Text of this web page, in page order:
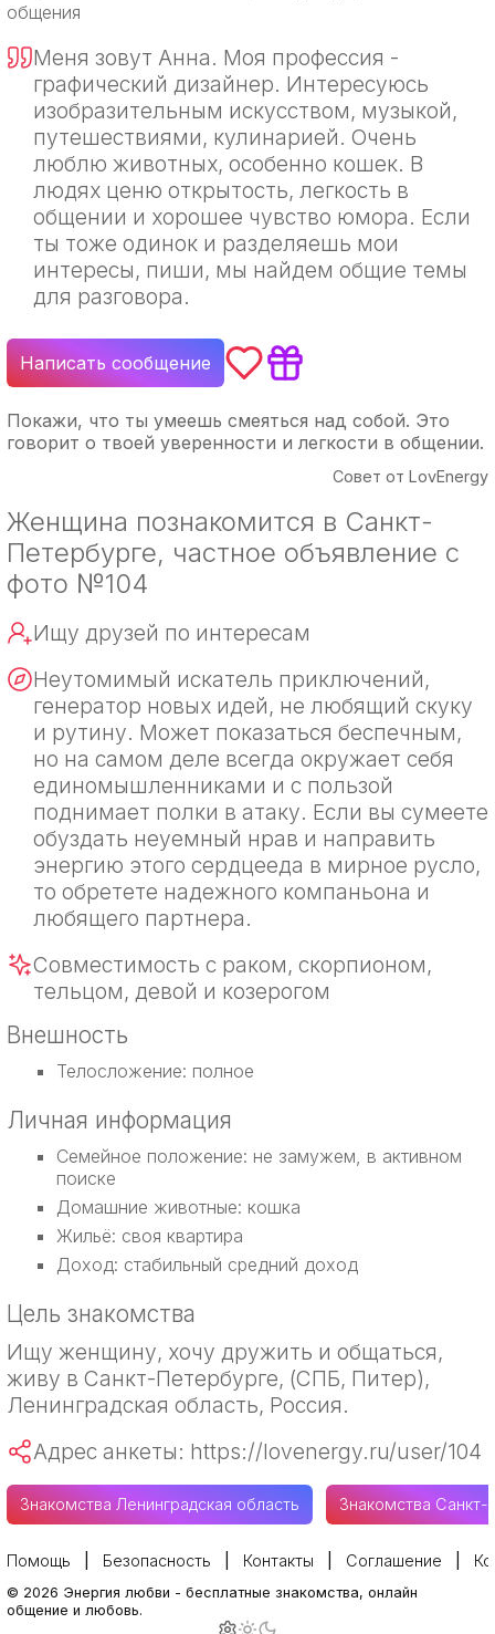
общения
Меня зовут Анна. Моя профессия -
графический дизайнер. Интересуюсь
изобразительным искусством, музыкой,
путешествиями, кулинарией. Очень
люблю животных, особенно кошек. В
людях ценю открытость, легкость в
общении и хорошее чувство юмора. Если
ты тоже одинок и разделяешь мои
интересы, пиши, мы найдем общие темы
для разговора.
Написать сообщение
Покажи, что ты умеешь смеяться над собой. Это
говорит о твоей уверенности и легкости в общении.
Совет от LovEnergy
Женщина познакомится в Санкт-
Петербурге, частное объявление с
фото №104
Ищу друзей по интересам
Неутомимый искатель приключений,
генератор новых идей, не любящий скуку
и рутину. Может показаться беспечным,
но на самом деле всегда окружает себя
единомышленниками и с пользой
поднимает полки в атаку. Если вы сумеете
обуздать неуемный нрав и направить
энергию этого сердцееда в мирное русло,
то обретете надежного компаньона и
любящего партнера.
Совместимость с раком, скорпионом,
тельцом, девой и козерогом
Внешность
Телосложение: полное
Личная информация
Семейное положение: не замужем, в активном
поиске
Домашние животные: кошка
Жильё: своя квартира
Доход: стабильный средний доход
Цель знакомства
Ищу женщину, хочу дружить и общаться,
живу в Санкт-Петербурге, (СПБ, Питер),
Ленинградская область, Россия.
Адрес анкеты: https://lovenergy.ru/user/104
Знакомства Ленинградская область Знакомства Санкт-
Помощь Безопасность Контакты Соглашение
© 2026 Энергия любви - бесплатные знакомства, онлайн
общение и любовь.